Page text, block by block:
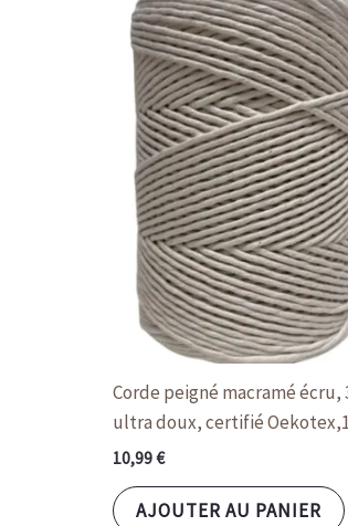
Corde peigné macramé écru,
ultra doux, certifié
10,99€
AJOUTER AU PANIER